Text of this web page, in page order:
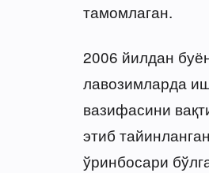
тамомлаган.
2006 йилдан
лавозимларда
вазифасини
этиб
ўринбосари